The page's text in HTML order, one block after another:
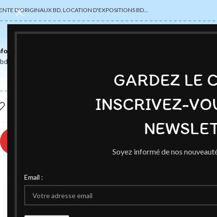
GARDEZ LE
INSCRIVEZ-
Soyez informé de nos
Email :
D'ORIGINAUX BD, LOCATION D'EXPOSITIONS BD…